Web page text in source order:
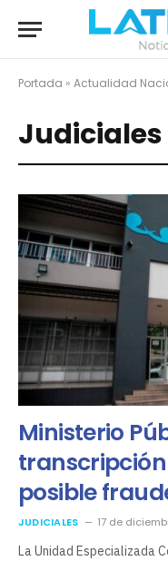
Portada » Actualidad
Judiciales
Ministerio
posible
JUDICIALES 17 de
La Unidad Especializada